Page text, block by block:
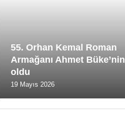
55. Orhan Kemal Roman
Armağanı Ahmet Büke’nin
oldu
19 Mayıs 2026